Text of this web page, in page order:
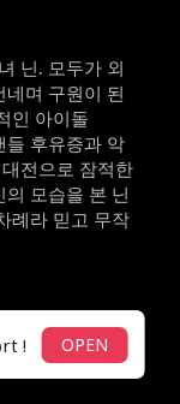
닌. 모두가 외
며 구원이 된
인 아이돌
들 후유증과 악
전으로 잠적한
모습을 본 닌
례라 믿고 무작
! OPEN